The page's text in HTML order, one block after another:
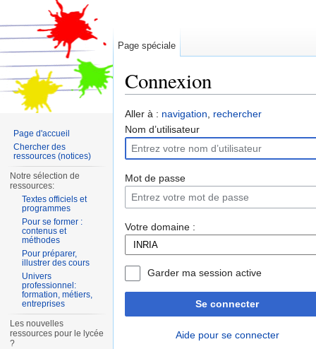
Connexion
Aller à : navigation, rechercher
Nom d’utilisateur
Mot de passe
Votre domaine :
Garder ma session active
Se connecter
Aide pour se connecter
Page spéciale
Page d'accueil
Chercher des
ressources (notices)
Notre sélection de
ressources:
Textes officiels et
programmes
Pour se former :
contenus et
méthodes
Pour préparer,
illustrer des cours
Univers
professionnel:
formation, métiers,
entreprises
Les nouvelles
ressources pour le lycée
?